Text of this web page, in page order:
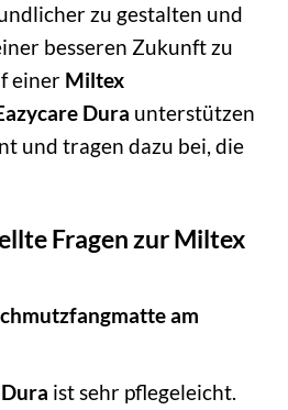
zu gestalten und
besseren Zukunft zu
einer Miltex
Dura unterstützen
und tragen dazu bei, die
Fragen zur Miltex
am
ist sehr pflegeleicht.